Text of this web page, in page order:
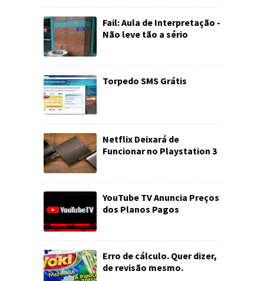
Fail: Aula de Interpretação -
Não leve tão a sério
Torpedo SMS Grátis
Netflix Deixará de
Funcionar no Playstation 3
YouTube TV Anuncia Preços
dos Planos Pagos
Erro de cálculo. Quer dizer,
de revisão mesmo.